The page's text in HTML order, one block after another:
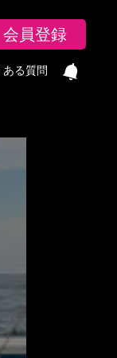
会員登録
ある質問